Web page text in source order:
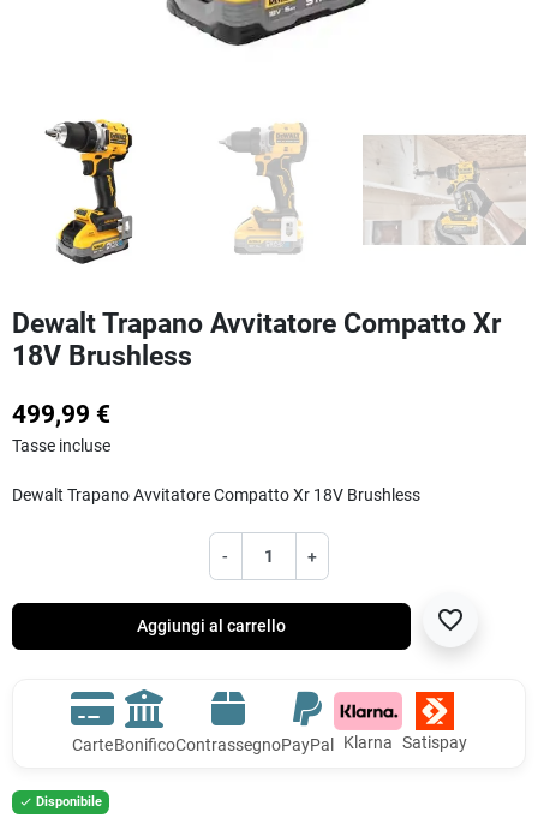
Dewalt Trapano Avvitatore Compatto Xr
18V Brushless
499,99 €
Tasse incluse
Dewalt Trapano Avvitatore Compatto Xr 18V Brushless
- +
Aggiungi al carrello favorite_border
CarteBonificoContrassegnoPayPal Klarna Satispay
 Disponibile